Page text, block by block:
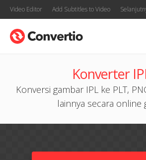
Video Editor Add Subtitles to Video
Konverter
Konversi gambar IPL ke PLT,
lainnya secara online